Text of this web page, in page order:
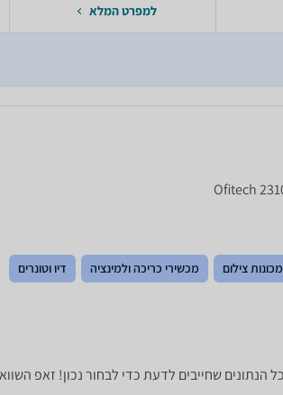
למפרט המלא
מכונות צילום מכשירי כריכה ולמינציה דיו וטונרים